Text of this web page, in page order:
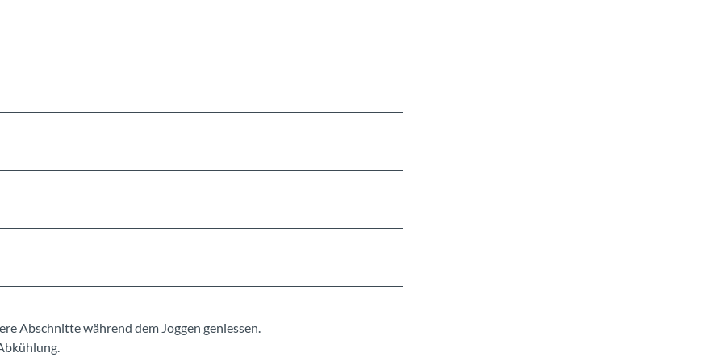
Abschnitte während dem Joggen geniessen.